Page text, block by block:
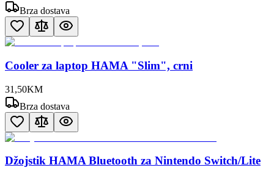
Brza dostava
Cooler za laptop HAMA "Slim", crni
31 ,50KM
Brza dostava
Džojstik HAMA Bluetooth za Nintendo Switch/Lite